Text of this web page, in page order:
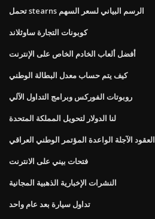
تحمل stearns الرسم البياني لسعر السهم
كوبونات التجارة ساوثلاند
أفضل ألعاب الخادم الخاص على الإنترنت
كيف يتم حساب معدل البطالة الوطني
روبوتات الفوركس وبرامج التداول الآلي
لنا الدولار لتحويل المملكة المتحدة
العقود الآجلة الواعدة المؤتمر الوطني العراقي
فتحات بيني على الانترنت
النشرات الإخبارية الذهبية المجانية
تداول سيارة بعد عام واحد